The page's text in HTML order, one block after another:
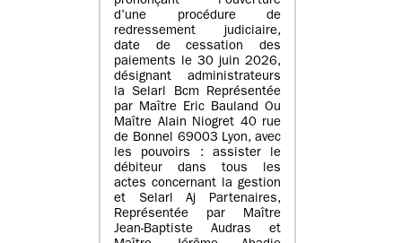
d’une procédure de
redressement judiciaire,
date de cessation des
paiements le 30 juin 2026,
désignant administrateurs
la Selarl Bcm Représentée
par Maître Eric Bauland Ou
Maître Alain Niogret 40 rue
de Bonnel 69003 Lyon, avec
les pouvoirs : assister le
débiteur dans tous les
actes concernant la gestion
et Selarl Aj Partenaires,
Représentée par Maître
Jean-Baptiste Audras et